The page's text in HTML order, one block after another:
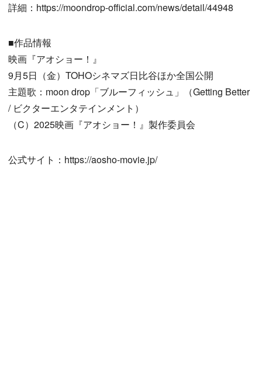
詳細：https://moondrop-official.com/news/detail/44948
■作品情報
映画『アオショー！』
9月5日（金）TOHOシネマズ日比谷ほか全国公開
主題歌：moon drop「ブルーフィッシュ」（Getting Better
/ ビクターエンタテインメント）
（C）2025映画『アオショー！』製作委員会
公式サイト：https://aosho-movie.jp/